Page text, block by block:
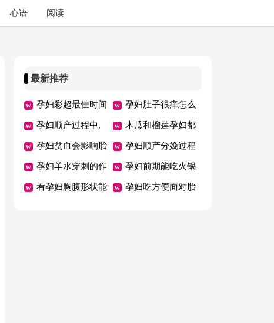
心语 阅读
最新推荐
孕妇彩超最佳时间
是多少周
孕妇肚子很痒怎么
回事
孕妇顺产过程中,
宝宝是自己的爬出
来的还是母体挤出
来的?
木瓜和榴莲孕妇都
不能吃
孕妇贫血会影响胎
儿吗
孕妇顺产分娩过程
孕妇羊水穿刺的作
用
孕妇前期能吃火锅
吗
看孕妇胸腹形状能 孕妇吃方便面对胎